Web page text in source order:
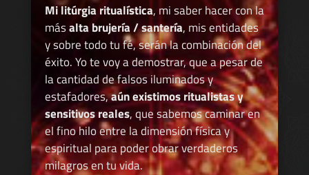
Mi litúrgia ritualística, mi saber hacer con la
másalta brujería / santería, mis entidades
y sobre todo tu fé, serán la combinación del
éxito. Yo te voy a demostrar, que a pesar de
la cantidad de falsos iluminados y
estafadores,aún existimos ritualistas y
sensitivos reales, que sabemos caminar en
el fino hilo entre la dimensión física y
espiritual para poder obrar verdaderos
milagros en tu vida.